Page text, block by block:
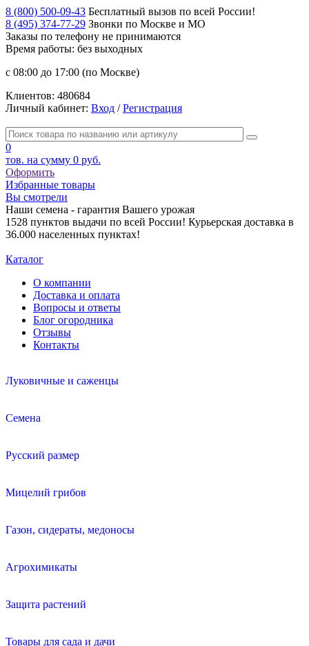
8 (800) 500-09-43 Бесплатный вызов по всей России!
8 (495) 374-77-29 Звонки по Москве и МО
Заказы по телефону не принимаются
Время работы: без выходных
с 08:00 до 17:00 (по Москве)
Клиентов: 480684
Личный кабинет: Вход /Регистрация
0
тов. на сумму 0 руб.
Оформить
Избранные товары
Вы смотрели
Наши семена - гарантия Вашего урожая
1528 пунктов выдачи по всей России! Курьерская доставка в
36.000 населенных пунктах!
Каталог
О компании
Доставка и оплата
Вопросы и ответы
Блог огородника
Отзывы
Контакты
Луковичные и саженцы
Семена
Русский размер
Мицелий грибов
Газон, сидераты, медоносы
Агрохимикаты
Защита растений
Товары для сада и дачи